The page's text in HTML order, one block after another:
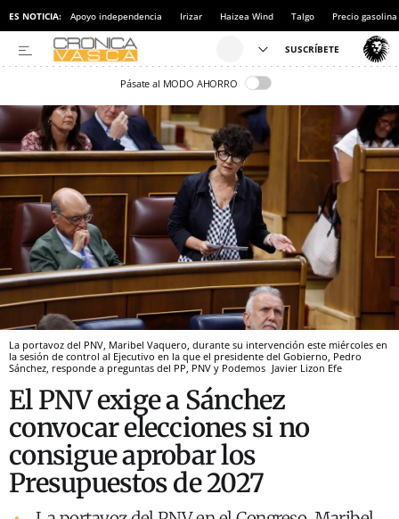
ES NOTICIA: Apoyo independencia Irizar Haizea Wind Talgo Precio gasolina
Pásate al MODO AHORRO
La portavoz del PNV, Maribel Vaquero, durante su intervención este miércoles en
la sesión de control al Ejecutivo en la que el presidente del Gobierno, Pedro
Sánchez, responde a preguntas del PP, PNV y Podemos Javier Lizon Efe
El PNV exige a Sánchez
convocar elecciones si no
consigue aprobar los
Presupuestos de 2027